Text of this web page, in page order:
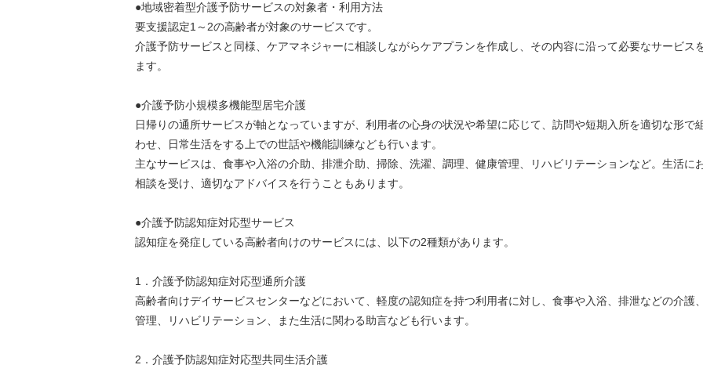
●地域密着型介護予防サービスの対象者・利用方法
要支援認定1～2の高齢者が対象のサービスです。
介護予防サービスと同様、ケアマネジャーに相談しながらケアプランを作成し、その内容に沿って必要なサービス
ます。
●介護予防小規模多機能型居宅介護
日帰りの通所サービスが軸となっていますが、利用者の心身の状況や希望に応じて、訪問や短期入所を適切な形で
わせ、日常生活をする上での世話や機能訓練なども行います。
主なサービスは、食事や入浴の介助、排泄介助、掃除、洗濯、調理、健康管理、リハビリテーションなど。生活に
相談を受け、適切なアドバイスを行うこともあります。
●介護予防認知症対応型サービス
認知症を発症している高齢者向けのサービスには、以下の2種類があります。
1．介護予防認知症対応型通所介護
高齢者向けデイサービスセンターなどにおいて、軽度の認知症を持つ利用者に対し、食事や入浴、排泄などの介護
管理、リハビリテーション、また生活に関わる助言なども行います。
2．介護予防認知症対応型共同生活介護